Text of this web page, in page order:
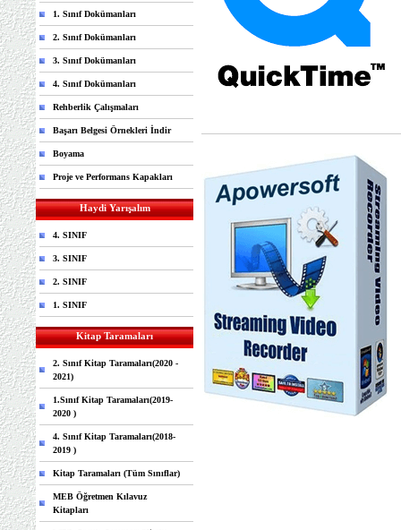
1. Sınıf Dokümanları
2. Sınıf Dokümanları
3. Sınıf Dokümanları
4. Sınıf Dokümanları
Rehberlik Çalışmaları
Başarı Belgesi Örnekleri İndir
Boyama
Proje ve Performans Kapakları
Haydi Yarışalım
4. SINIF
3. SINIF
2. SINIF
1. SINIF
Kitap Taramaları
2. Sınıf Kitap Taramaları(2020 -
2021)
1.Sınıf Kitap Taramaları(2019-
2020 )
4. Sınıf Kitap Taramaları(2018-
2019 )
Kitap Taramaları (Tüm Sınıflar)
MEB Öğretmen Kılavuz
Kitapları